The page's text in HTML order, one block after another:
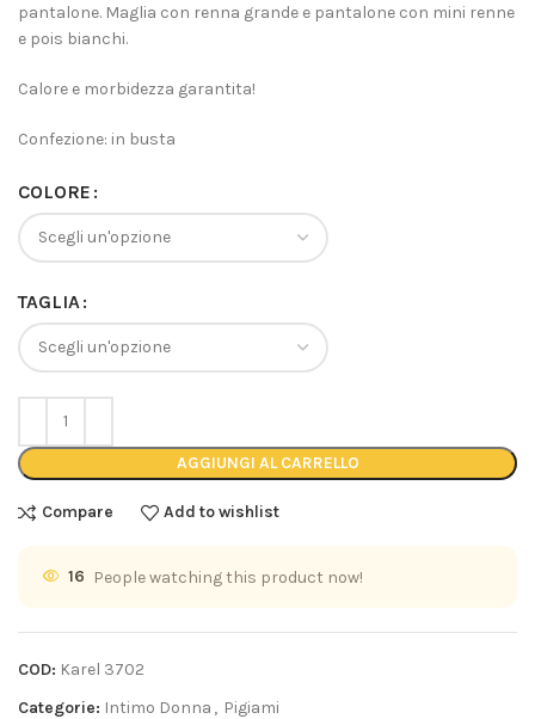
pantalone. Maglia con renna grande e pantalone con mini renne
e pois bianchi.
Calore e morbidezza garantita!
Confezione: in busta
COLORE
TAGLIA
AGGIUNGI AL CARRELLO
Compare Add to wishlist
16 People watching this product now!
COD: Karel 3702
Categorie: Intimo Donna , Pigiami